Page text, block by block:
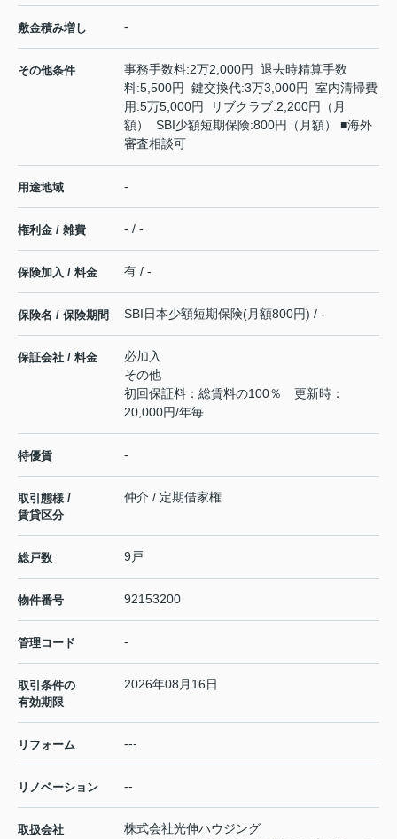
敷金積み増し -
その他条件
事務手数料:2万2,000円 退去時精算手数
料:5,500円 鍵交換代:3万3,000円 室内清掃費
用:5万5,000円 リブクラブ:2,200円（月
額） SBI少額短期保険:800円（月額） ■海外
審査相談可
用途地域 -
権利金 / 雑費 - / -
保険加入 / 料金 有 / -
保険名 / 保険期間 SBI日本少額短期保険(月額800円) / -
保証会社 / 料金
必加入
その他
初回保証料：総賃料の100％ 更新時：
20,000円/年毎
特優賃 -
取引態様 /
賃貸区分
仲介 / 定期借家権
総戸数 9戸
物件番号 92153200
管理コード -
取引条件の
有効期限
2026年08月16日
リフォーム ---
リノベーション --
取扱会社
株式会社光伸ハウジング